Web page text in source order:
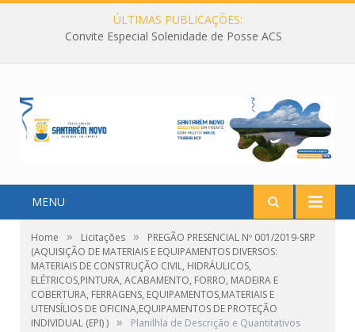
ÚLTIMAS PUBLICAÇÕES:
Convite Especial Solenidade de Posse ACS
MENU
Home » Licitações »
PREGÃO PRESENCIAL Nº 001/2019-SRP
(AQUISIÇÃO DE MATERIAIS E EQUIPAMENTOS DIVERSOS:
MATERIAIS DE CONSTRUÇÃO CIVIL, HIDRÁULICOS,
ELÉTRICOS,PINTURA, ACABAMENTO, FORRO, MADEIRA E
COBERTURA, FERRAGENS, EQUIPAMENTOS,MATERIAIS E
UTENSÍLIOS DE OFICINA,EQUIPAMENTOS DE PROTEÇÃO
INDIVIDUAL (EPI) ) » Planilhla de Descrição e Quantitativos